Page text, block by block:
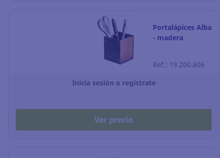
Portalápices Alba
- madera
Ref.: 19.200.806
Inicia sesión o regístrate
Ver precio